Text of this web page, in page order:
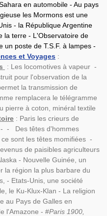
en automobile - Au pays
les Mormons est une
- la République Argentine
la terre - L'Observatoire de
un poste de T.S.F. à lampes -
et Voyages :
: Les locomotives à vapeur -
pour l'observation de la
la transmission de
remplacera le télégramme
pierre à coton, minéral textile
: Paris les crieurs de
- - Des têtes d'hommes
sont les têtes momifiées -
de paisibles agriculteurs
- Nouvelle Guinée, un
la région la plus barbare du
- Etats-Unis, une société
le Ku-Klux-Klan - La religion
au Pays de Galles en
l'Amazone - #Paris 1900,